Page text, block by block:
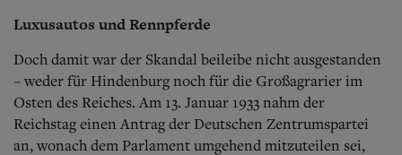
Luxusautos und Rennpferde
Doch damit war der Skandal beileibe nicht ausgestanden
– weder für Hindenburg noch für die Großagrarier im
Osten des Reiches. Am 13. Januar 1933 nahm der
Reichstag einen Antrag der Deutschen Zentrumspartei
an, wonach dem Parlament umgehend mitzuteilen sei,